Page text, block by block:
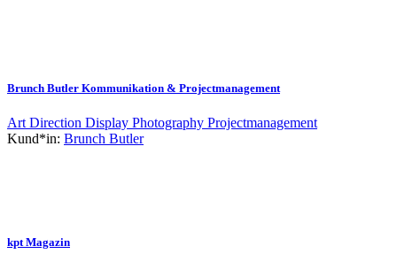
Brunch Butler Kommunikation & Projectmanagement
Art Direction Display Photography Projectmanagement
Kund*in: Brunch Butler
kpt Magazin